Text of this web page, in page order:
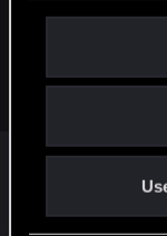
можна движок,
Многие ноют
сильных карт